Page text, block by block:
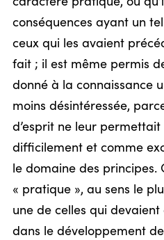
conséquences ayant un
ceux qui les avaient
fait ; il est même permis
donné à la connaissance
moins désintéressée,
d’esprit ne leur
difficilement et comme
le domaine des principes.
« pratique », au sens le
une de celles qui devaient
dans le développement